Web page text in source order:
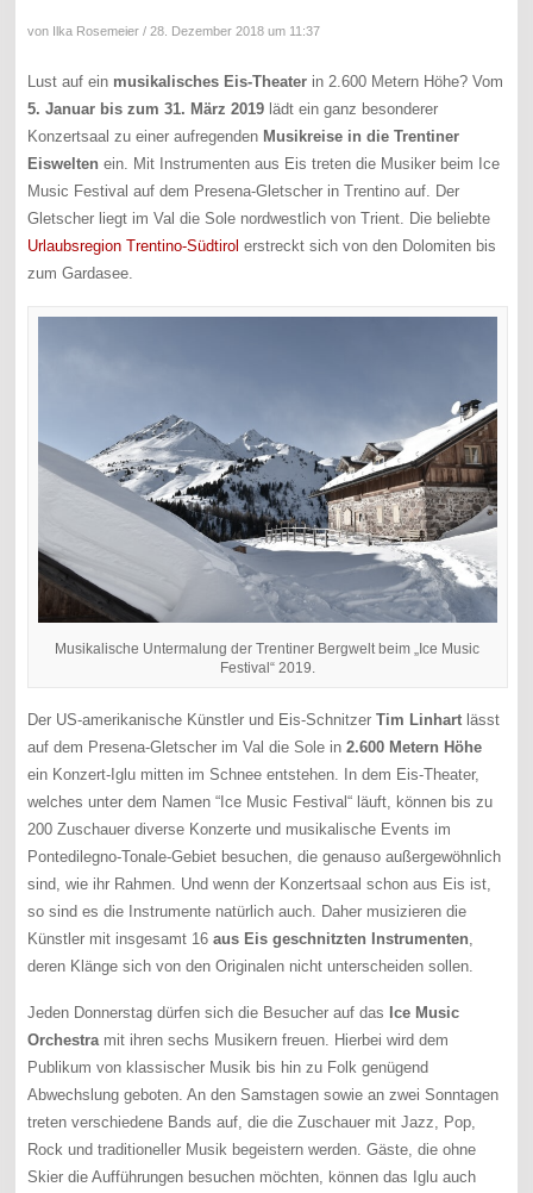
von Ilka Rosemeier /28. Dezember 2018 um 11:37
Lust auf ein musikalisches Eis-Theater in 2.600 Metern Höhe? Vom
5. Januar bis zum 31. März 2019 lädt ein ganz besonderer
Konzertsaal zu einer aufregenden Musikreise in die Trentiner
Eiswelten ein. Mit Instrumenten aus Eis treten die Musiker beim Ice
Music Festival auf dem Presena-Gletscher in Trentino auf. Der
Gletscher liegt im Val die Sole nordwestlich von Trient. Die beliebte
Urlaubsregion Trentino-Südtirol erstreckt sich von den Dolomiten bis
zum Gardasee.
Musikalische Untermalung der Trentiner Bergwelt beim „Ice Music
Festival“ 2019.
Der US-amerikanische Künstler und Eis-SchnitzerTim Linhart lässt
auf dem Presena-Gletscher im Val die Sole in2.600 Metern Höhe
ein Konzert-Iglu mitten im Schnee entstehen. In dem Eis-Theater,
welches unter dem Namen “Ice Music Festival“ läuft, können bis zu
200 Zuschauer diverse Konzerte und musikalische Events im
Pontedilegno-Tonale-Gebiet besuchen, die genauso außergewöhnlich
sind, wie ihr Rahmen. Und wenn der Konzertsaal schon aus Eis ist,
so sind es die Instrumente natürlich auch. Daher musizieren die
Künstler mit insgesamt 16aus Eis geschnitzten Instrumenten,
deren Klänge sich von den Originalen nicht unterscheiden sollen.
Jeden Donnerstag dürfen sich die Besucher auf das Ice Music
Orchestramit ihren sechs Musikern freuen. Hierbei wird dem
Publikum von klassischer Musik bis hin zu Folk genügend
Abwechslung geboten. An den Samstagen sowie an zwei Sonntagen
treten verschiedene Bands auf, die die Zuschauer mit Jazz, Pop,
Rock und traditioneller Musik begeistern werden. Gäste, die ohne
Skier die Aufführungen besuchen möchten, können das Iglu auch